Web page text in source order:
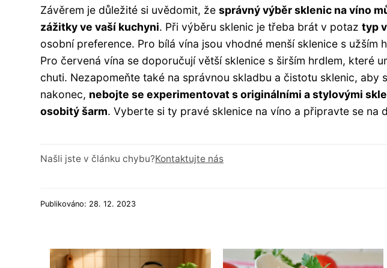
Závěrem je důležité si uvědomit, že správný výběr sklenic na víno
zážitky ve vaší kuchyni. Při výběru sklenic je třeba brát v potaz typ
osobní preference. Pro bílá vína jsou vhodné menší sklenice s užším
Pro červená vína se doporučují větší sklenice s širším hrdlem, které
chuti. Nezapomeňte také na správnou skladbu a čistotu sklenic, aby
nakonec, nebojte se experimentovat s originálními a stylovými
osobitý šarm. Vyberte si ty pravé sklenice na víno a připravte se na
Našli jste v článku chybu?Kontaktujte nás
Publikováno: 28. 12. 2023